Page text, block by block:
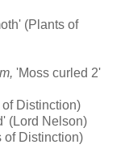
(Plants of
'Moss curled 2'
Distinction)
(Lord Nelson)
of Distinction)